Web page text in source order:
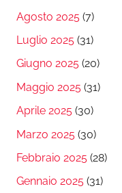
Agosto 2025 (7)
Luglio 2025 (31)
Giugno 2025 (20)
Maggio 2025 (31)
Aprile 2025 (30)
Marzo 2025 (30)
Febbraio 2025 (28)
Gennaio 2025 (31)